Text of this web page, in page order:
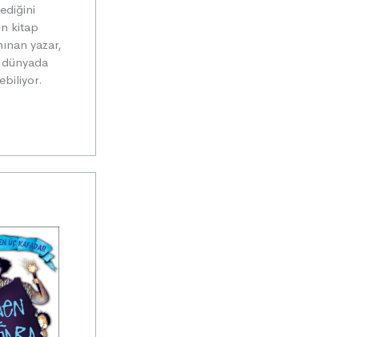
kitap
yazar,